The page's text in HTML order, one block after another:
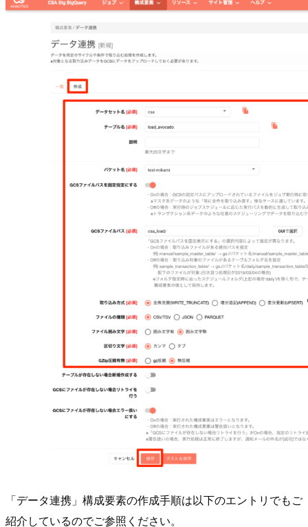
「データ連携」構成要素の作成手順は以下のエントリでもご
紹介しているのでご参照ください。